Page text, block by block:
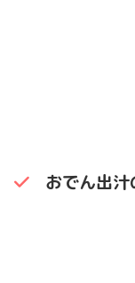
おでん出汁